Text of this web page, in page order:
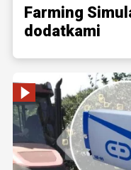
Farming
dodatkami